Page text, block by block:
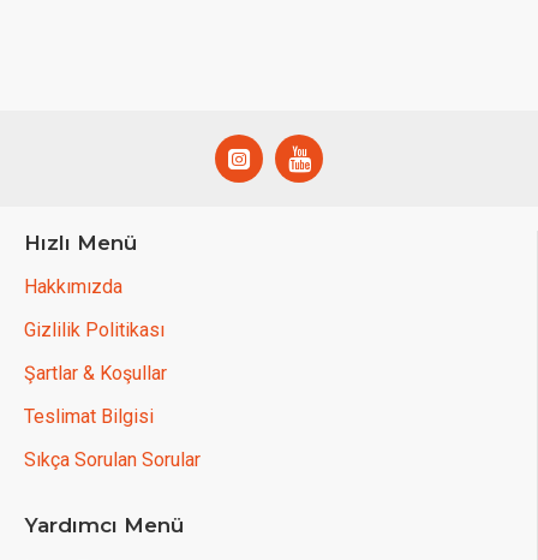
Hızlı Menü
Hakkımızda
Gizlilik Politikası
Şartlar & Koşullar
Teslimat Bilgisi
Sıkça Sorulan Sorular
Yardımcı Menü